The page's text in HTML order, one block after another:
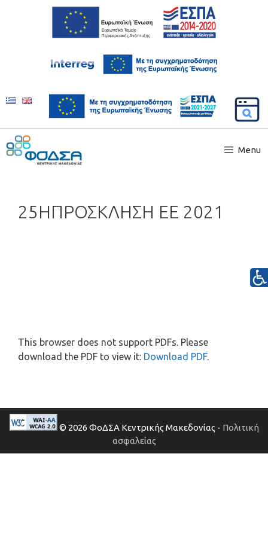
Menu
25ΗΠΡΟΣΚΛΗΣΗ ΕΕ 2021
This browser does not support PDFs. Please
download the PDF to view it: Download PDF.
© 2026 ΦοΔΣΑ Κεντρικής Μακεδονίας - Πολιτική
ασφαλείας